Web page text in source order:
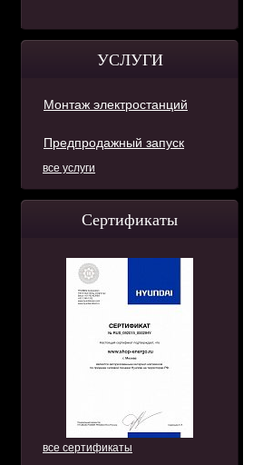
УСЛУГИ
Монтаж электростанций
Предпродажный запуск
все услуги
Сертификаты
все сертификаты